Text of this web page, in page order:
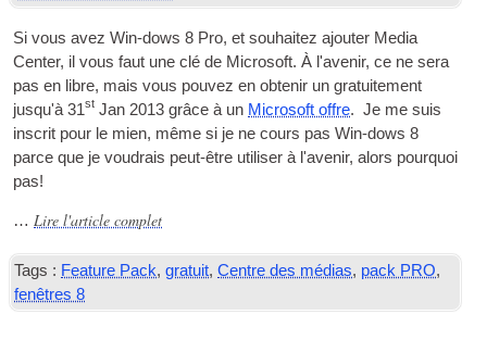
Si vous avez Win-dows 8 Pro, et souhaitez ajouter Media
Center, il vous faut une clé de Microsoft. À l'avenir, ce ne sera
pas en libre, mais vous pouvez en obtenir un gratuitement
jusqu'à 31st Jan 2013 grâce à un Microsoft offre. Je me suis
inscrit pour le mien, même si je ne cours pas Win-dows 8
parce que je voudrais peut-être utiliser à l'avenir, alors pourquoi
pas!
…Lire l'article complet
Tags : Feature Pack,gratuit,Centre des médias, pack PRO,
fenêtres 8